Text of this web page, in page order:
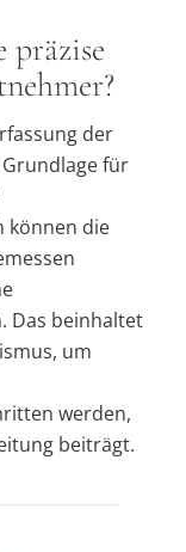
präzise
der
für
können die
Das beinhaltet
um
werden,
beiträgt.